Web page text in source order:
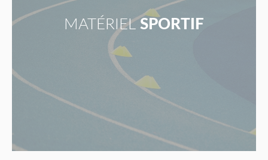
MATÉRIEL SPORTIF